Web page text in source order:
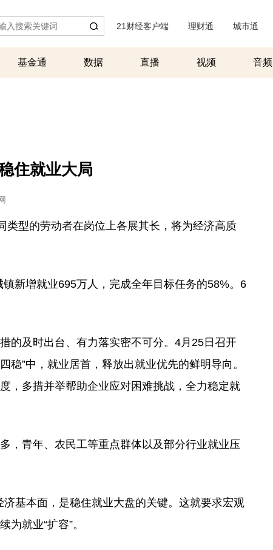
21财经客户端 理财通 城市通
基金通 数据 直播 视频 音频
住就业大局
型的劳动者在岗位上各展其长，将为经济高质
新增就业695万人，完成全年目标任务的58%。6
及时出台、有力落实密不可分。4月25日召开
稳”中，就业居首，释放出就业优先的鲜明导向。
，多措并举帮助企业应对困难挑战，全力稳定就
青年、农民工等重点群体以及部分行业就业压
基本面，是稳住就业大盘的关键。这就要求宏观
就业“扩容”。